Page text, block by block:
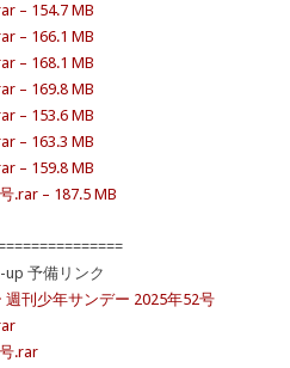
– 154.7 MB
– 166.1 MB
– 168.1 MB
– 169.8 MB
– 153.6 MB
– 163.3 MB
– 159.8 MB
.rar – 187.5 MB
up 予備リンク
刊少年サンデー 2025年52号
.rar